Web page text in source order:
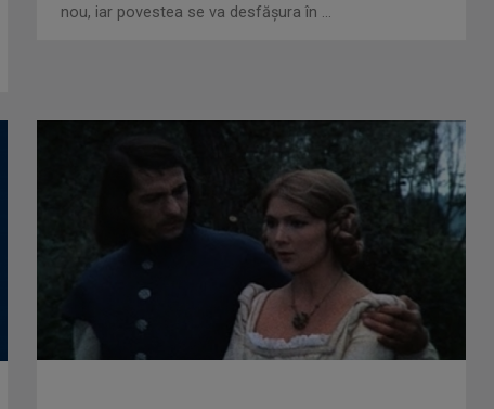
nou, iar povestea se va desfășura în ...